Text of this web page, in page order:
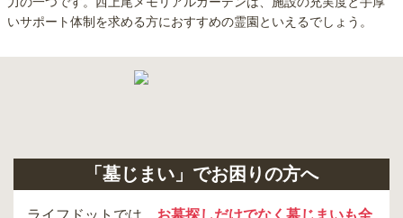
いサポート体制を求める方におすすめの霊園といえるでしょう。
「墓じまい」でお困りの方へ